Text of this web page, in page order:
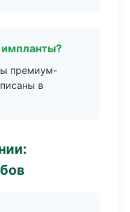
импланты?
премиум-
в